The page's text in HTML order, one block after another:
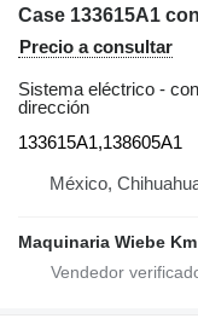
Precio a consultar
Sistema eléctrico -
dirección
133615A1,138605A1
México,
Maquinaria Wiebe